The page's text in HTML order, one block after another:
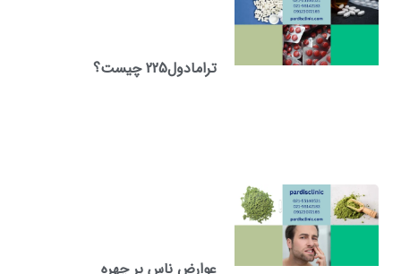
ترامادول225 چیست؟
عوارض ناس بر چهره